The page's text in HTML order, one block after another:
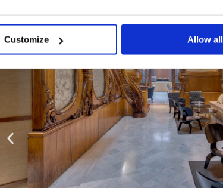
Customize Allow all